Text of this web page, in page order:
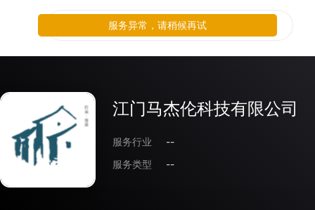
江门马杰伦科技有限公司
服务行业
--
服务类型
--
服务异常，请稍候再试